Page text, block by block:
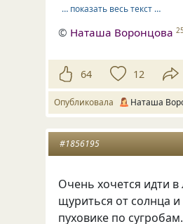
… показать весь текст …
© Наташа Воронцова
64 12
Опубликовала Наташа
#1856195
Очень хочется идти в
щуриться от солнца
пуховике по